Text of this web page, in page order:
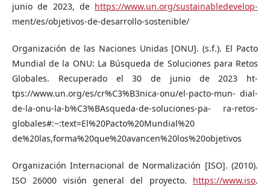
junio de 2023, de https://www.un.org/sustainabledevelop-
ment/es/objetivos-de-desarrollo-sostenible/
Organización de las Naciones Unidas [ONU]. (s.f.). El Pacto
Mundial de la ONU: La Búsqueda de Soluciones para Retos
Globales. Recuperado el 30 de junio de 2023 ht-
tps://www.un.org/es/cr%C3%B3nica-onu/el-pacto-mun- dial-
de-la-onu-la-b%C3%BAsqueda-de-soluciones-pa- ra-retos-
globales#:~:text=El%20Pacto%20Mundial%20
de%20las,forma%20que%20avancen%20los%20objetivos
Organización Internacional de Normalización [ISO]. (2010).
ISO 26000 visión general del proyecto. https://www.iso.